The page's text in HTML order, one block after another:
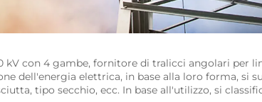
kV con 4 gambe, fornitore di tralicci angolari per
dell'energia elettrica, in base alla loro forma,
tipo secchio, ecc. In base all'utilizzo, si